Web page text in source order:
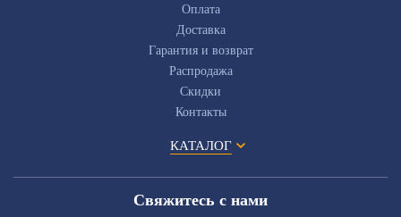
Оплата
Доставка
Гарантия и возврат
Распродажа
Скидки
Контакты
КАТАЛОГ
Свяжитесь с нами